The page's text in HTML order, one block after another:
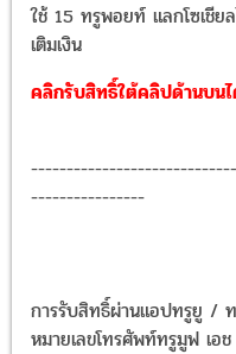
ใช้ 15 ทรูพอยท์ แลกโซเชีย
เติมเงิน
คลิกรับสิทธิ์ใต้คลิปด้านบนไ
----------------
การรับสิทธิ์ผ่านแอปทรูยู /
หมายเลขโทรศัพท์ทรูมูฟ เอ